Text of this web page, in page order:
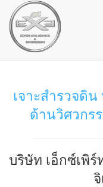
Expert
Soil
Soil
เจาะสำรวจดิ
ด้านวิศวกร
บริษัท เอ็กซ์เพิ